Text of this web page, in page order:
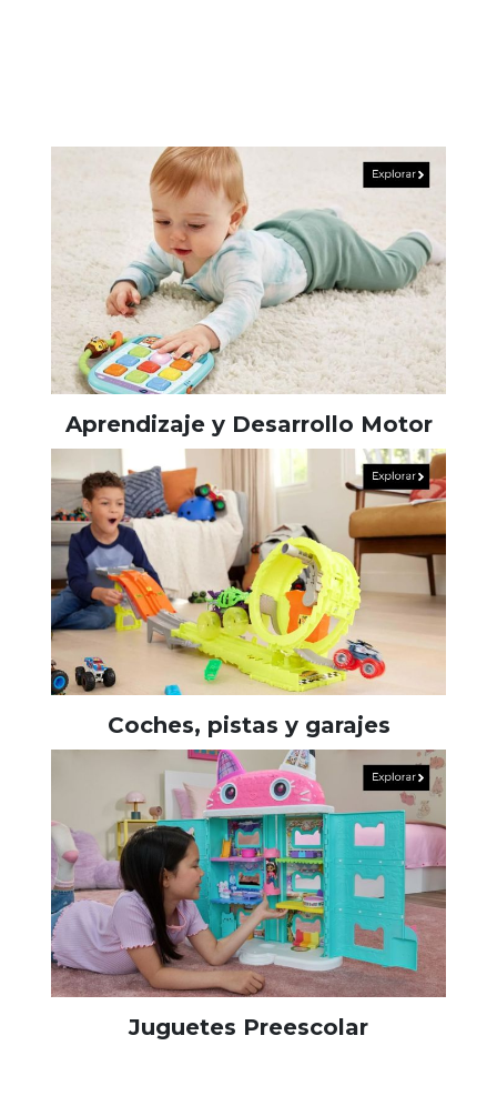
Aprendizaje y Desarrollo Motor
Coches, pistas y garajes
Juguetes Preescolar